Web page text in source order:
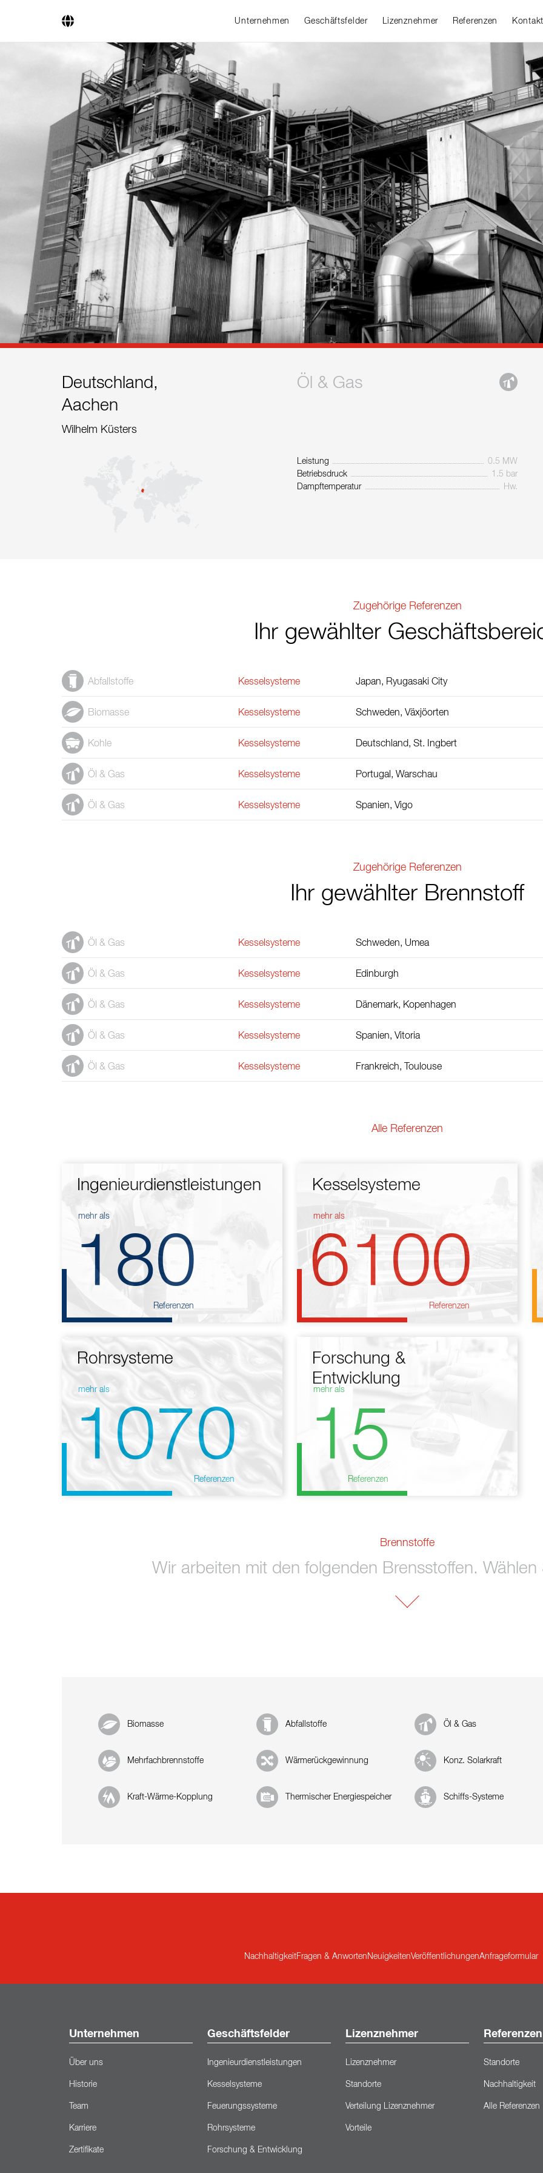
Unternehmen Geschäftsfelder Lizenznehmer Referenzen Kontakt
Unternehmen
Geschäftsfelder
Ingenieurdienstleistungen
Kesselsysteme
Feuerungssysteme
Rohrsysteme
Forschung & Entwicklung
Lizenznehmer
Referenzen
Kontakt
Nachhaltigkeit
Neuigkeiten
Tools
Fragen & Anworten
Deutschland,
Aachen
Wilhelm Küsters
Öl & Gas
Leistung
0.5 MW
Betriebsdruck
1.5 bar
Dampftemperatur
Hw.
Zugehörige Referenzen
Ihr gewählter
Abfallstoffe Kesselsysteme Japan, Ryugasaki City
Biomasse Kesselsysteme Schweden, Växjöorten
Kohle Kesselsysteme Deutschland, St. Ingbert
Öl & Gas Kesselsysteme Portugal, Warschau
Öl & Gas Kesselsysteme Spanien, Vigo
Zugehörige Referenzen
Ihr gewählter Brennstoff
Öl & Gas Kesselsysteme Schweden, Umea
Öl & Gas Kesselsysteme Edinburgh
Öl & Gas Kesselsysteme Dänemark, Kopenhagen
Öl & Gas Kesselsysteme Spanien, Vitoria
Öl & Gas Kesselsysteme Frankreich, Toulouse
Alle Referenzen
Ingenieurdienstleistungen
mehr als
180
Referenzen
Kesselsysteme
mehr als
6100
Referenzen
Rohrsysteme
mehr als
1070
Referenzen
Forschung &
Entwicklung
mehr als
15
Referenzen
Brennstoffe
Wir arbeiten mit den folgenden Brensstoffen. Wählen
Biomasse Abfallstoffe Öl & Gas
Mehrfachbrennstoffe Wärmerückgewinnung Konz. Solarkraft
Kraft-Wärme-Kopplung Thermischer Energiespeicher Schiffs-Systeme
NachhaltigkeitFragen & Anworten NeuigkeitenVeröffentlichungenAnfrageformular
Unternehmen
Über uns
Historie
Team
Karriere
Zertifikate
Geschäftsfelder
Ingenieurdienstleistungen
Kesselsysteme
Feuerungssysteme
Rohrsysteme
Forschung & Entwicklung
Lizenznehmer
Lizenznehmer
Standorte
Verteilung Lizenznehmer
Vorteile
Referenzen
Standorte
Nachhaltigkeit
Alle Referenzen